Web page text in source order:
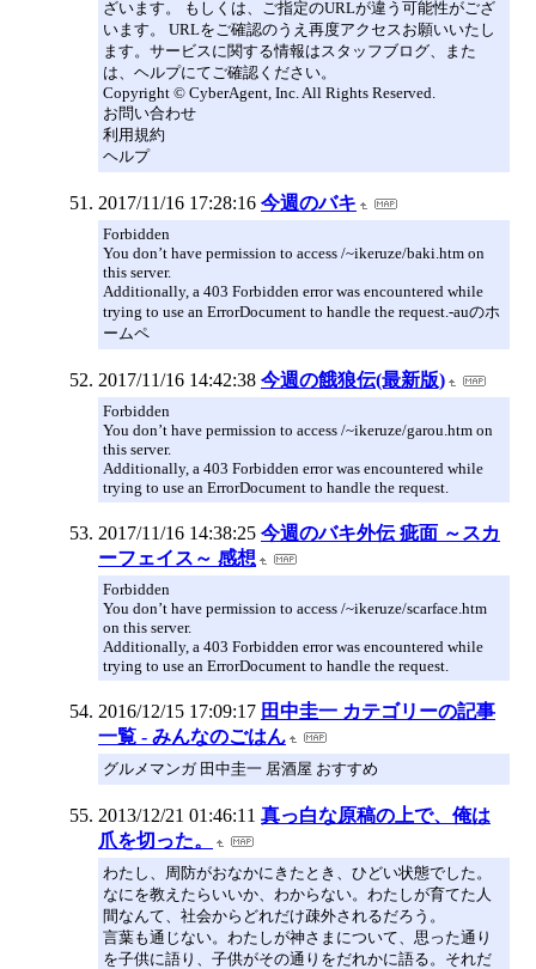
ざいます。 もしくは、ご指定のURLが違う可能性がござ
います。 URLをご確認のうえ再度アクセスお願いいたし
ます。サービスに関する情報はスタッフブログ、また
は、ヘルプにてご確認ください。
Copyright © CyberAgent, Inc. All Rights Reserved.
お問い合わせ
利用規約
ヘルプ
2017/11/16 17:28:16 今週のバキ
Forbidden
You don’t have permission to access /~ikeruze/baki.htm on
this server.
Additionally, a 403 Forbidden error was encountered while
trying to use an ErrorDocument to handle the request.-auのホ
ームペ
2017/11/16 14:42:38 今週の餓狼伝(最新版)
Forbidden
You don’t have permission to access /~ikeruze/garou.htm on
this server.
Additionally, a 403 Forbidden error was encountered while
trying to use an ErrorDocument to handle the request.
2017/11/16 14:38:25 今週のバキ外伝 疵面 ～スカ
ーフェイス～ 感想
Forbidden
You don’t have permission to access /~ikeruze/scarface.htm
on this server.
Additionally, a 403 Forbidden error was encountered while
trying to use an ErrorDocument to handle the request.
2016/12/15 17:09:17 田中圭一 カテゴリーの記事
一覧 - みんなのごはん
グルメマンガ 田中圭一 居酒屋 おすすめ
2013/12/21 01:46:11 真っ白な原稿の上で、俺は
爪を切った。
わたし、周防がおなかにきたとき、ひどい状態でした。
なにを教えたらいいか、わからない。わたしが育てた人
間なんて、社会からどれだけ疎外されるだろう。
言葉も通じない。わたしが神さまについて、思った通り
を子供に語り、子供がその通りをだれかに語る。それだ